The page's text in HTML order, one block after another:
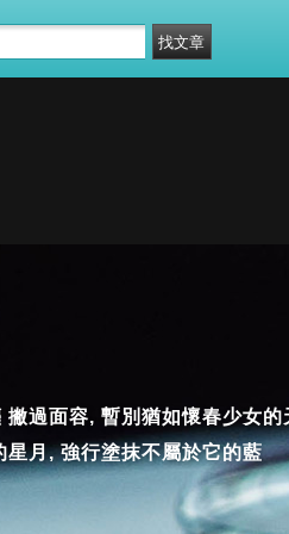
過面容, 暫別猶如懷春少女
月, 強行塗抹不屬於它的藍